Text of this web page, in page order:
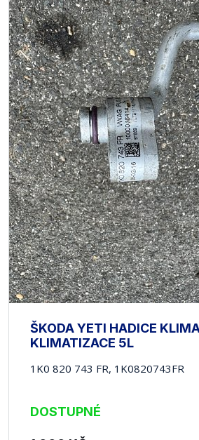
ŠKODA YETI HADICE
KLIMATIZACE 5L
1K0 820 743 FR, 1K0820743FR
DOSTUPNÉ